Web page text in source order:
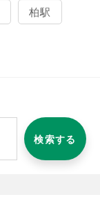
柏駅
検索する